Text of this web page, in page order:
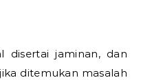
disertai jaminan, dan
ditemukan masalah